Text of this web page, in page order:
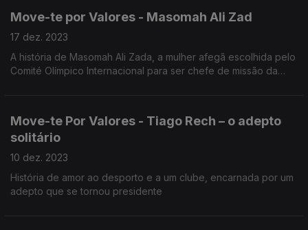
Move-te por Valores - Masomah Ali Zad
17 dez. 2023
A história de Masomah Ali Zada, a mulher afegã escolhida pelo
Comité Olímpico Internacional para ser chefe de missão da
Move-te Por Valores - Tiago Rech – o adepto
solitário
10 dez. 2023
História de amor ao desporto e a um clube, encarnada por um
adepto que se tornou presidente